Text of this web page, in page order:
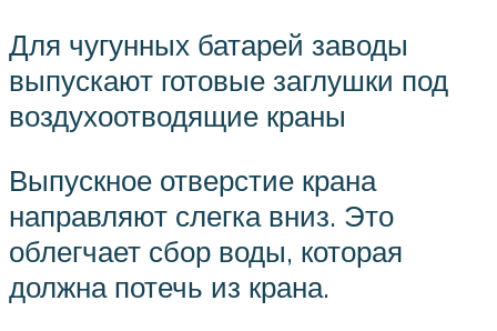
Для чугунных батарей заводы
выпускают готовые заглушки под
воздухоотводящие краны
Выпускное отверстие крана
направляют слегка вниз. Это
облегчает сбор воды, которая
должна потечь из крана.